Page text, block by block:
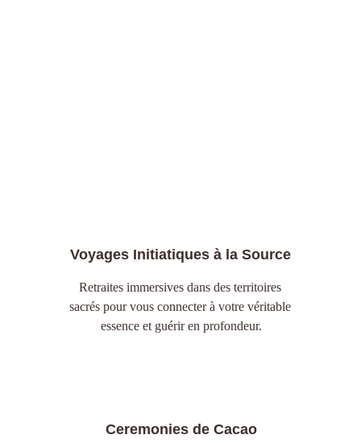
Voyages Initiatiques à la Source
Retraites immersives dans des territoires
sacrés pour vous connecter à votre véritable
essence et guérir en profondeur.
Ceremonies de Cacao